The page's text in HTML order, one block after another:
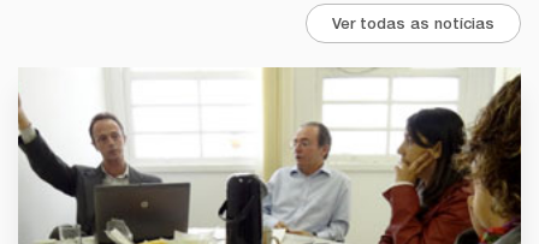
Ver todas as notícias